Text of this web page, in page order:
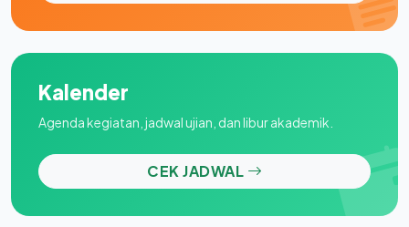
Kalender
Agenda kegiatan, jadwal ujian, dan libur akademik.
CEK JADWAL